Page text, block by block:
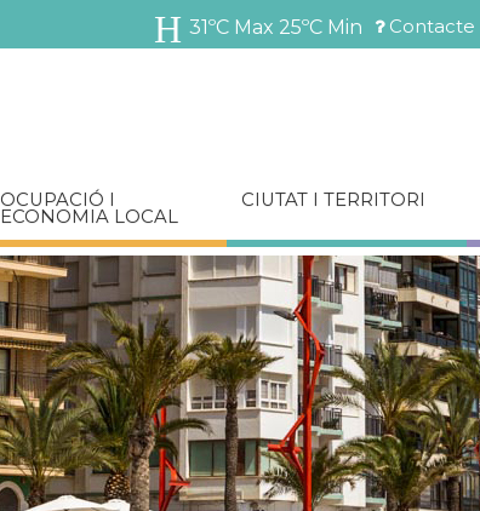
Vés
al
Menú
Contacte
31ºC Max 25ºC Min
OCUPACIÓ I
ECONOMIA LOCAL
CIUTAT I TERRITORI